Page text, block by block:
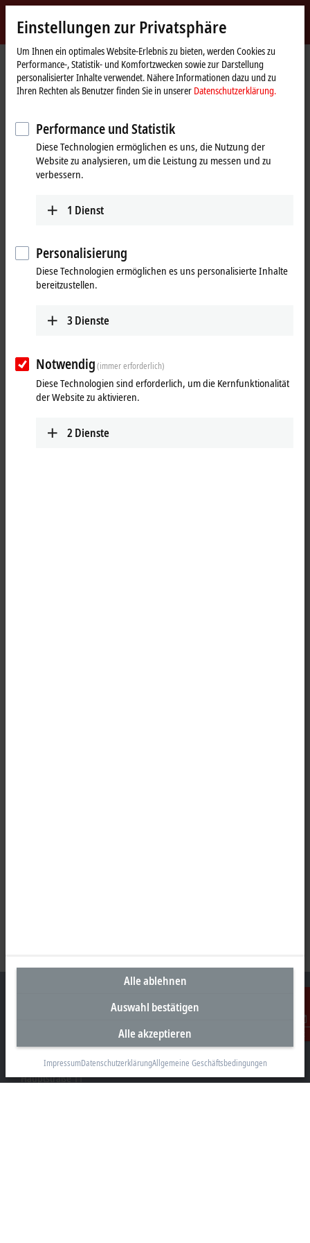
Beckhoff
-
New
Automation
Technology
myBeckhoff
StartseiteProdukte I/O Übersicht Feldbussysteme EtherCAT
Kontakt
Systemübersicht EtherCAT
Tabellarische Produktübersicht
Ethernet-Lösung für die Industrieautomatisierung, die sich durch
überragende Performance und besonders einfache Handhabung
Ihre Auswahl:
25 Einträge
Alle Filter zurücksetzen
Inhalte werden geladen ...
Unternehmenszentrale Österreich
Beckhoff Automation GmbH
Hauptstraße 11
Einstellungen zur Privatsphäre
Um Ihnen ein optimales Website-Erlebnis zu bieten, werden Cookies zu
Performance-, Statistik- und Komfortzwecken sowie zur Darstellung
personalisierter Inhalte verwendet. Nähere Informationen dazu und zu
Ihren Rechten als Benutzer finden Sie in unserer Datenschutzerklärung.
Performance und Statistik
Diese Technologien ermöglichen es uns, die Nutzung der
Website zu analysieren, um die Leistung zu messen und zu
verbessern.
1 Dienst
Personalisierung
Diese Technologien ermöglichen es uns personalisierte Inhalte
bereitzustellen.
3 Dienste
Notwendig(immer erforderlich)
Diese Technologien sind erforderlich, um die Kernfunktionalität
der Website zu aktivieren.
2 Dienste
Alle ablehnen
Auswahl bestätigen
Alle akzeptieren
ImpressumDatenschutzerklärungAllgemeine Geschäftsbedingungen